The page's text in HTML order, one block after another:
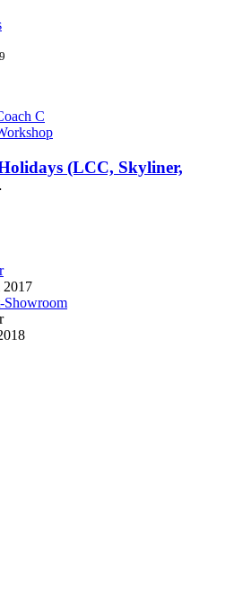
C
(LCC, Skyliner,
2017
Showroom